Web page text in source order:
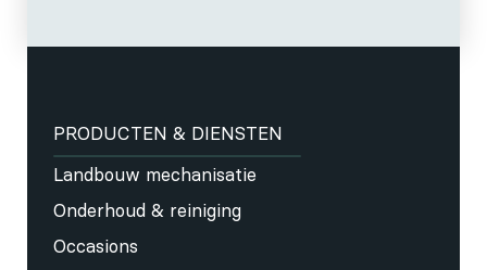
PRODUCTEN & DIENSTEN
Landbouw mechanisatie
Onderhoud & reiniging
Occasions